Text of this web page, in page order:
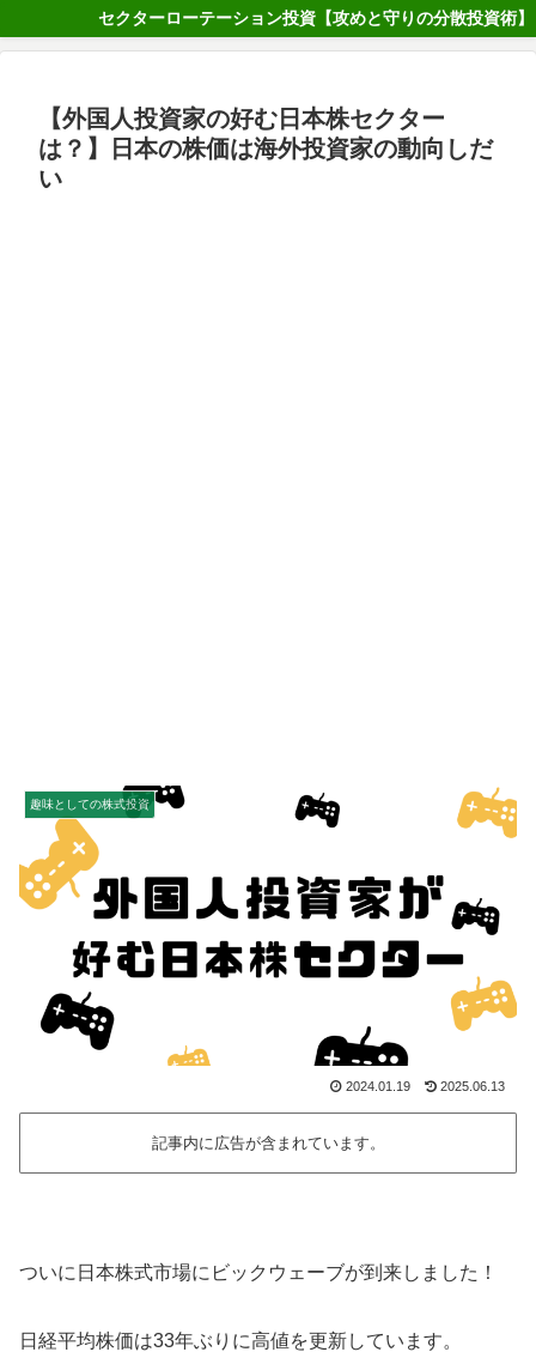
セクターローテーション投資【攻めと守りの分散投資術】
【外国人投資家の好む日本株セクター
は？】日本の株価は海外投資家の動向しだ
い
趣味としての株式投資
2024.01.19 2025.06.13
記事内に広告が含まれています。
ついに日本株式市場にビックウェーブが到来しました！
日経平均株価は33年ぶりに高値を更新しています。